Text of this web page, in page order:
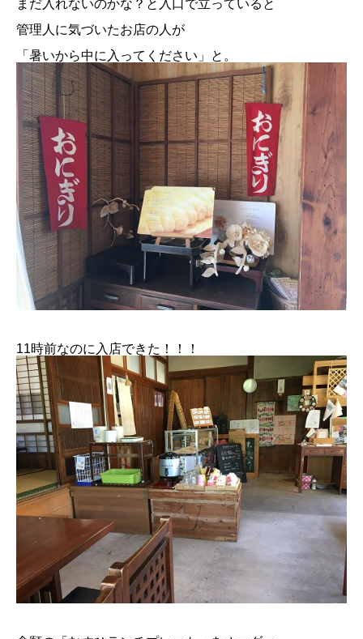
まだ入れないのかな？と入口で立っていると
管理人に気づいたお店の人が
「暑いから中に入ってください」と。
11時前なのに入店できた！！！